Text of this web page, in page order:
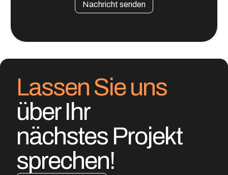
Lassen Sie uns
über Ihr
nächstes Projekt
sprechen!